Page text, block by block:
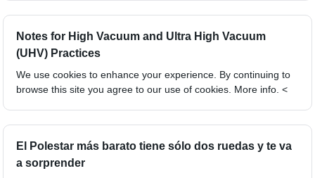
Notes for High Vacuum and Ultra High Vacuum
(UHV) Practices
We use cookies to enhance your experience. By continuing to
browse this site you agree to our use of cookies. More info. <
El Polestar más barato tiene sólo dos ruedas y te va
a sorprender